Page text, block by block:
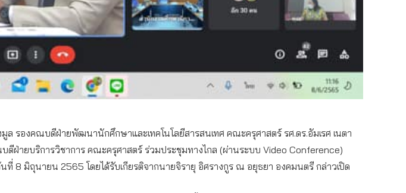
รองคณบดีฝ่ายพัฒนานักศึกษาและเทคโนโลยีสารสนเทศ คณะครุศาสตร์ รศ.ดร.อัมเรศ เนตา
ายบริการวิชาการ คณะครุศาสตร์ ร่วมประชุมทางไกล (ผ่านระบบ Video Conference)
8 มิถุนายน 2565 โดยได้รับเกียรติจากนายจิรายุ อิศรางกูร ณ อยุธยา องคมนตรี กล่าวเปิด